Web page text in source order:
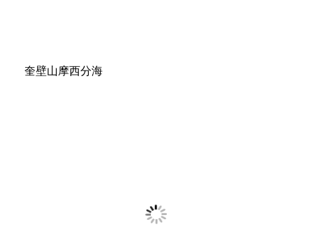
奎壁山摩西分海